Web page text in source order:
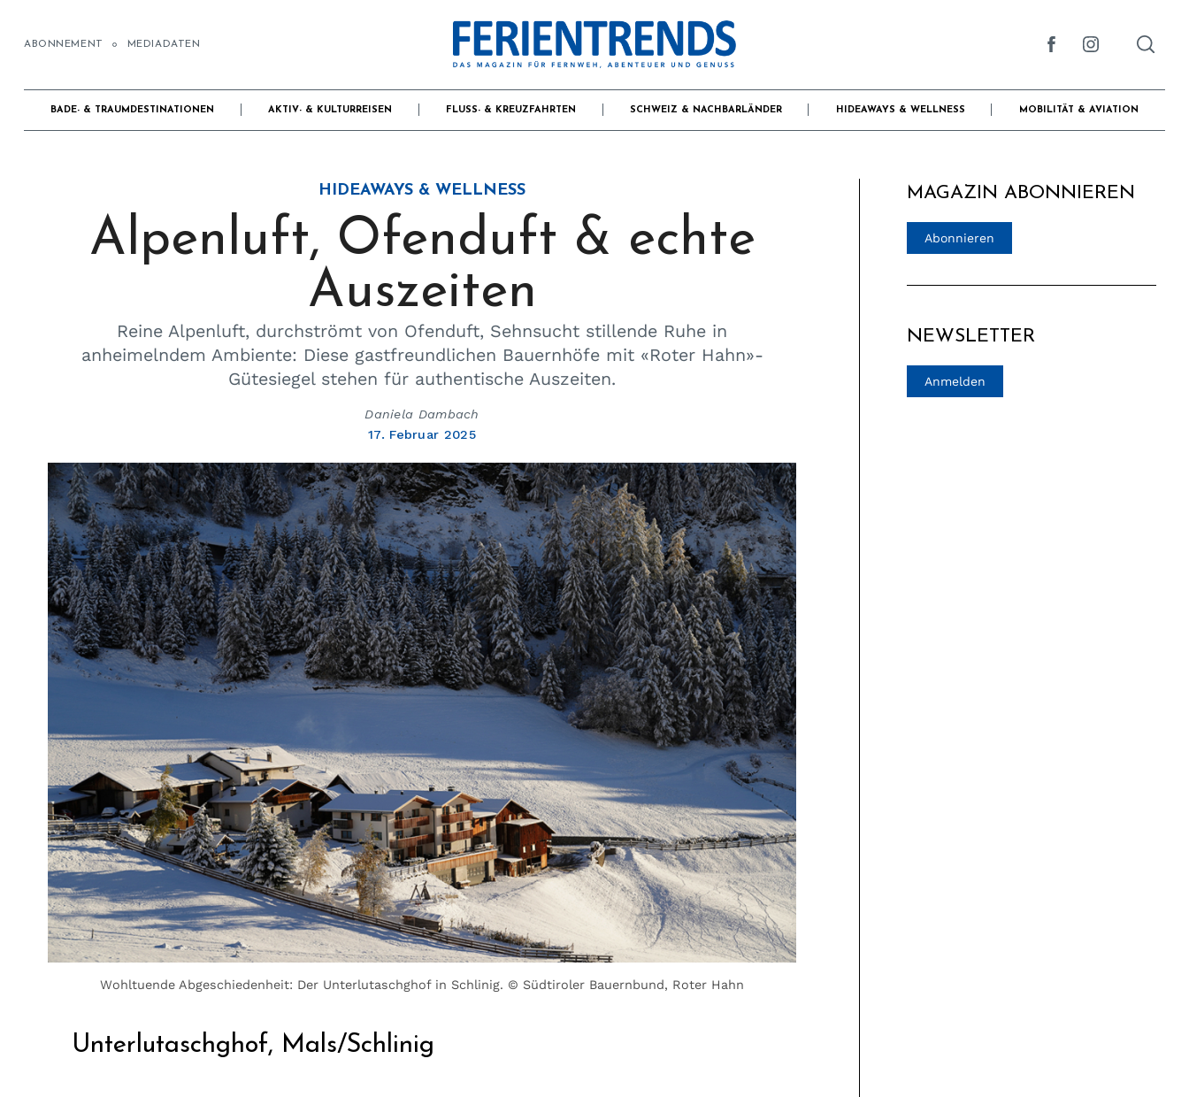
ABONNEMENT MEDIADATEN
BADE- & TRAUMDESTINATIONEN AKTIV- & KULTURREISEN FLUSS- & KREUZFAHRTEN SCHWEIZ & NACHBARLÄNDER HIDEAWAYS & WELLNESS MOBILITÄT & AVIATION
HIDEAWAYS & WELLNESS
Alpenluft, Ofenduft & echte
Auszeiten
Reine Alpenluft, durchströmt von Ofenduft, Sehnsucht stillende Ruhe in
anheimelndem Ambiente: Diese gastfreundlichen Bauernhöfe mit «Roter Hahn»-
Gütesiegel stehen für authentische Auszeiten.
Daniela Dambach
17. Februar 2025
Wohltuende Abgeschiedenheit: Der Unterlutaschghof in Schlinig. © Südtiroler Bauernbund, Roter Hahn
Unterlutaschghof, Mals/Schlinig
MAGAZIN ABONNIEREN
Abonnieren
NEWSLETTER
Anmelden